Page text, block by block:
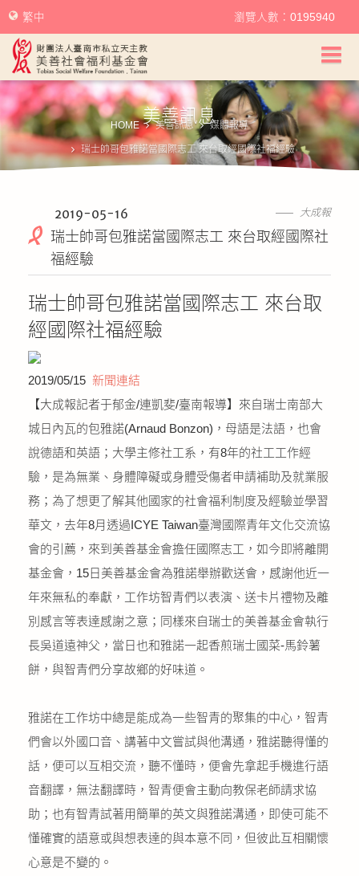
美善社會福利基金會首頁
關於美善
美善服務
我要捐款
捐款徵信
友善連結
網站地圖
繁中 瀏覽人數：0195940
美善訊息
HOME 美善訊息 媒體報導
瑞士帥哥包雅諾當國際志工 來台取經國際社福經驗
大成報
2019-05-16
瑞士帥哥包雅諾當國際志工 來台取經國際社
福經驗
瑞士帥哥包雅諾當國際志工 來台取
經國際社福經驗
2019/05/15 新聞連結
【大成報記者于郁金/連凱斐/臺南報導】來自瑞士南部大
城日內瓦的包雅諾(Arnaud Bonzon)，母語是法語，也會
說德語和英語；大學主修社工系，有8年的社工工作經
驗，是為無業、身體障礙或身體受傷者申請補助及就業服
務；為了想更了解其他國家的社會福利制度及經驗並學習
華文，去年8月透過ICYE Taiwan臺灣國際青年文化交流協
會的引薦，來到美善基金會擔任國際志工，如今即將離開
基金會，15日美善基金會為雅諾舉辦歡送會，感謝他近一
年來無私的奉獻，工作坊智青們以表演、送卡片禮物及離
別感言等表達感謝之意；同樣來自瑞士的美善基金會執行
長吳道遠神父，當日也和雅諾一起香煎瑞士國菜-馬鈴薯
餅，與智青們分享故鄉的好味道。
雅諾在工作坊中總是能成為一些智青的聚集的中心，智青
們會以外國口音、講著中文嘗試與他溝通，雅諾聽得懂的
話，便可以互相交流，聽不懂時，便會先拿起手機進行語
音翻譯，無法翻譯時，智青便會主動向教保老師請求協
助；也有智青試著用簡單的英文與雅諾溝通，即使可能不
懂確實的語意或與想表達的與本意不同，但彼此互相關懷
心意是不變的。